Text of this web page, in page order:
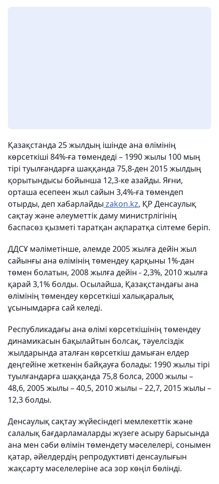
Қазақстанда 25 жылдың ішінде ана өлімінің
көрсеткіші 84%-ға төмендеді – 1990 жылы 100 мың
тірі туылғандарға шаққанда 75,8-ден 2015 жылдың
қорытындысы бойынша 12,3-ке азайды. Яғни,
орташа есепеен жыл сайын 3,4%-ға төмендеп
отырды, деп хабарлайды zakon.kz, ҚР Денсаулық
сақтау және әлеуметтік даму министрлігінің
баспасөз қызметі таратқан ақпаратқа сілтеме беріп.
ДДСҰ мәліметінше, әлемде 2005 жылға дейін жыл
сайынғы ана өлімінің төмендеу қарқыны 1%-дан
төмен болатын, 2008 жылға дейін - 2,3%, 2010 жылға
қарай 3,1% болды. Осылайша, Қазақстандағы ана
өлімінің төмендеу көрсеткіші халықаралық
ұсынымдарға сай келеді.
Республикадағы ана өлімі көрсеткішінің төмендеу
динамикасын бақылайтын болсақ, тәуелсіздік
жылдарында аталған көрсеткіш дамыған елдер
деңгейіне жеткенін байқауға болады: 1990 жылы тірі
туылғандарға шаққанда 75,8 болса, 2000 жылы –
48,6, 2005 жылы – 40,5, 2010 жылы – 22,7, 2015 жылы –
12,3 болды.
Денсаулық сақтау жүйесіндегі мемлекеттік және
салалық бағдарламаларды жүзеге асыру барысында
ана мен сәби өлімін төмендету мәселелері, сонымен
қатар, әйелдердің репродуктивті денсаулығын
жақсарту мәселелеріне аса зор көңіл бөлінді.